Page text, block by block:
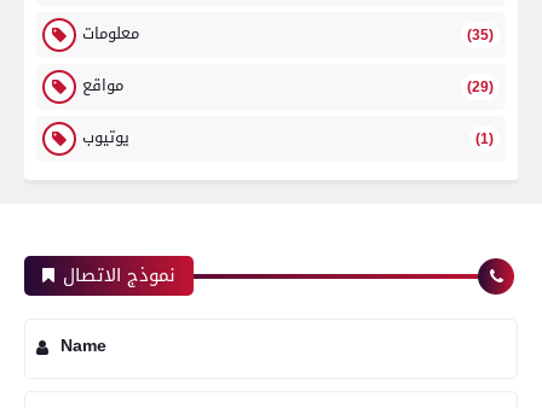
معلومات (35)
مواقع (29)
يوتيوب (1)
نموذج الاتصال
Name